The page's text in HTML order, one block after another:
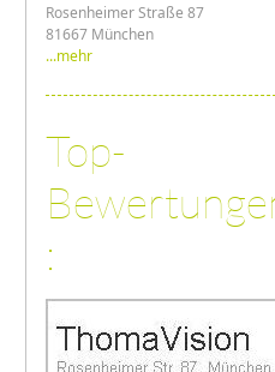
Rosenheimer Straße 87
81667 München
...mehr
Top-
: